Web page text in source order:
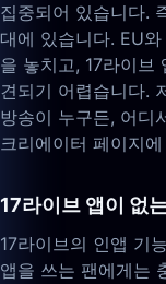
집중되어 있습니다.
대에 있습니다. EU
을 놓치고, 17라이브
견되기 어렵습니다.
방송이 누구든, 어디
크리에이터 페이지
17라이브 앱이 없
17라이브의 인앱 기
앱을 쓰는 팬에게는